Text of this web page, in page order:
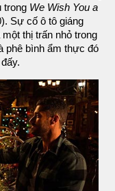
trong We Wish You a
Sự cố ô tô giáng
thị trấn nhỏ trong
phê bình ẩm thực đó